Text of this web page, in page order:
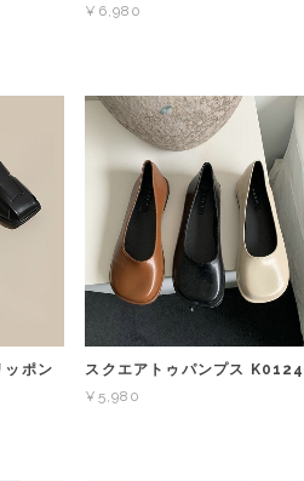
¥6,980
ッポン
スクエアトゥパンプス K0124
¥5,980